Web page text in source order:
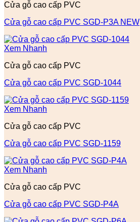
Cửa gỗ cao cấp PVC
Cửa gỗ cao cấp PVC SGD-P3A NEW
Xem Nhanh
Cửa gỗ cao cấp PVC
Cửa gỗ cao cấp PVC SGD-1044
Xem Nhanh
Cửa gỗ cao cấp PVC
Cửa gỗ cao cấp PVC SGD-1159
Xem Nhanh
Cửa gỗ cao cấp PVC
Cửa gỗ cao cấp PVC SGD-P4A